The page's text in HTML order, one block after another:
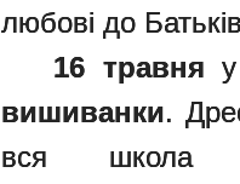
любові до
16 травня
вишиванки.
вся школа